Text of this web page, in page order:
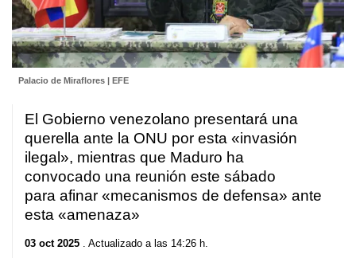
Palacio de Miraflores | EFE
El Gobierno venezolano presentará una
querella ante la ONU por esta «invasión
ilegal», mientras que Maduro ha
convocado una reunión este sábado
para afinar «mecanismos de defensa» ante
esta «amenaza»
03 oct 2025 . Actualizado a las 14:26 h.